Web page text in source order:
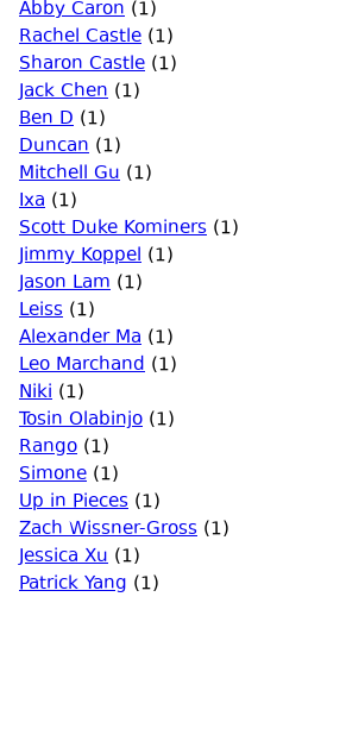
Abby Caron (1)
Rachel Castle (1)
Sharon Castle (1)
Jack Chen (1)
Ben D (1)
Duncan (1)
Mitchell Gu (1)
Ixa (1)
Scott Duke Kominers (1)
Jimmy Koppel (1)
Jason Lam (1)
Leiss (1)
Alexander Ma (1)
Leo Marchand (1)
Niki (1)
Tosin Olabinjo (1)
Rango (1)
Simone (1)
Up in Pieces (1)
Zach Wissner-Gross (1)
Jessica Xu (1)
Patrick Yang (1)